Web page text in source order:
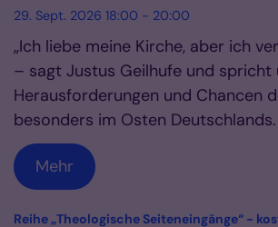
29. Sept. 2026 18:00 - 20:00
„Ich liebe meine Kirche, aber ich
– sagt Justus Geilhufe und spricht
Herausforderungen und Chancen
besonders im Osten Deutschlands.
Mehr
Reihe „Theologische Seiteneingänge“ -